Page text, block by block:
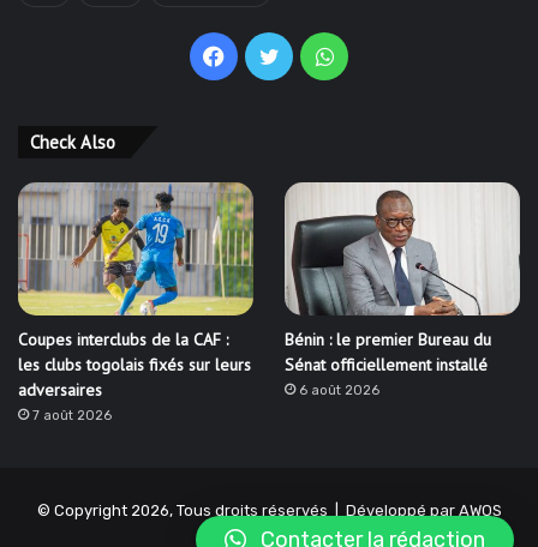
Facebook
TwitterWhatsApp
Check Also
Coupes interclubs de la CAF :
les clubs togolais fixés sur leurs
adversaires
7 août 2026
Bénin : le premier Bureau du
Sénat officiellement installé
6 août 2026
© Copyright 2026, Tous droits réservés | Développé par AWOS
Contacter la rédaction